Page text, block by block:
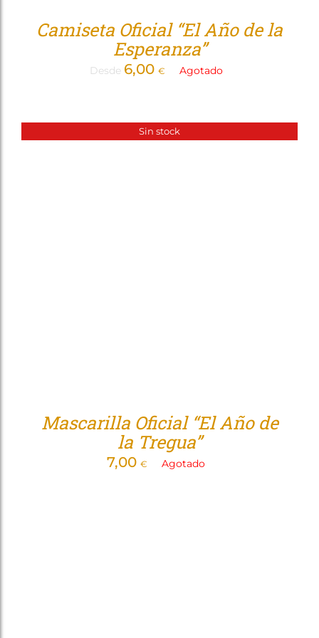
Camiseta Oficial “El Año de la
Esperanza”
Desde 6,00 € Agotado
Sin stock
Mascarilla Oficial “El Año de
la Tregua”
7,00 € Agotado